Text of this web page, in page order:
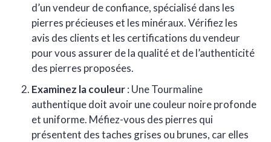
d’un vendeur de confiance, spécialisé dans les
pierres précieuses et les minéraux. Vérifiez les
avis des clients et les certifications du vendeur
pour vous assurer de la qualité et de l’authenticité
des pierres proposées.
Examinez la couleur: Une Tourmaline
authentique doit avoir une couleur noire profonde
et uniforme. Méfiez-vous des pierres qui
présentent des taches grises ou brunes, car elles